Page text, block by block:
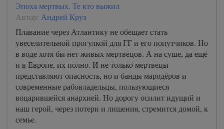
Эпоха мертвых. Те кто выжил
Автор: Андрей Круз
Плавание через Атлантику не обещает стать
увеселительной прогулкой для ГГ и его попутчиков. Но
в воде хотя бы нет живых мертвецов. А на суше, да ещё
и в Европе, их полно. И не только мертвецы
представляют опасность, но и банды мародёров и
современные рабовладельцы, пользующиеся
воцарившейся анархией. Но дорогу осилит идущий и
наш герой, через потери и лишения, стремится домой, к
семье.